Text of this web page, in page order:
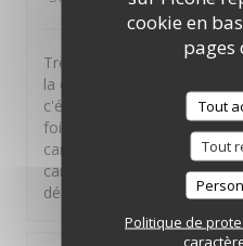
cookie en
pages
Tout
Tout
Politique de
Très belle vue. Personnel
la cuisine cependant pas
c'était pas extraordinaire
foie gras, pain brioché bon.
canard trop cuit, sauce au
canard se fait discret.
délicat. Qualité/prix à revoir...